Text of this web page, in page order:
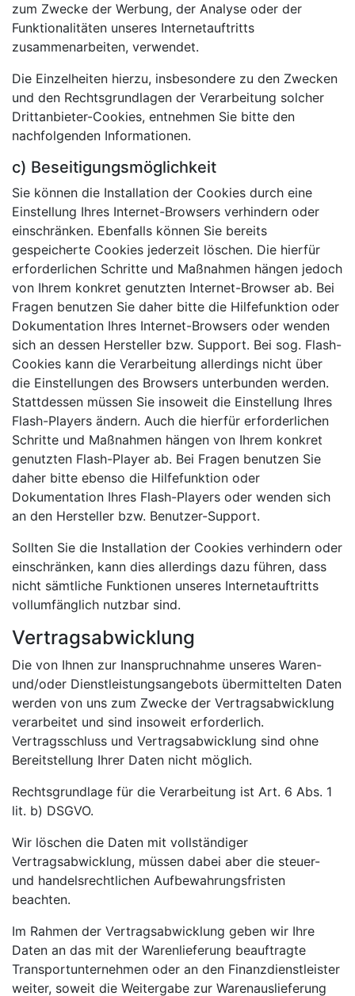
zum Zwecke der Werbung, der Analyse oder der
Funktionalitäten unseres Internetauftritts
zusammenarbeiten, verwendet.
Die Einzelheiten hierzu, insbesondere zu den Zwecken
und den Rechtsgrundlagen der Verarbeitung solcher
Drittanbieter-Cookies, entnehmen Sie bitte den
nachfolgenden Informationen.
c) Beseitigungsmöglichkeit
Sie können die Installation der Cookies durch eine
Einstellung Ihres Internet-Browsers verhindern oder
einschränken. Ebenfalls können Sie bereits
gespeicherte Cookies jederzeit löschen. Die hierfür
erforderlichen Schritte und Maßnahmen hängen jedoch
von Ihrem konkret genutzten Internet-Browser ab. Bei
Fragen benutzen Sie daher bitte die Hilfefunktion oder
Dokumentation Ihres Internet-Browsers oder wenden
sich an dessen Hersteller bzw. Support. Bei sog. Flash-
Cookies kann die Verarbeitung allerdings nicht über
die Einstellungen des Browsers unterbunden werden.
Stattdessen müssen Sie insoweit die Einstellung Ihres
Flash-Players ändern. Auch die hierfür erforderlichen
Schritte und Maßnahmen hängen von Ihrem konkret
genutzten Flash-Player ab. Bei Fragen benutzen Sie
daher bitte ebenso die Hilfefunktion oder
Dokumentation Ihres Flash-Players oder wenden sich
an den Hersteller bzw. Benutzer-Support.
Sollten Sie die Installation der Cookies verhindern oder
einschränken, kann dies allerdings dazu führen, dass
nicht sämtliche Funktionen unseres Internetauftritts
vollumfänglich nutzbar sind.
Vertragsabwicklung
Die von Ihnen zur Inanspruchnahme unseres Waren-
und/oder Dienstleistungsangebots übermittelten Daten
werden von uns zum Zwecke der Vertragsabwicklung
verarbeitet und sind insoweit erforderlich.
Vertragsschluss und Vertragsabwicklung sind ohne
Bereitstellung Ihrer Daten nicht möglich.
Rechtsgrundlage für die Verarbeitung ist Art. 6 Abs. 1
lit. b) DSGVO.
Wir löschen die Daten mit vollständiger
Vertragsabwicklung, müssen dabei aber die steuer-
und handelsrechtlichen Aufbewahrungsfristen
beachten.
Im Rahmen der Vertragsabwicklung geben wir Ihre
Daten an das mit der Warenlieferung beauftragte
Transportunternehmen oder an den Finanzdienstleister
weiter, soweit die Weitergabe zur Warenauslieferung